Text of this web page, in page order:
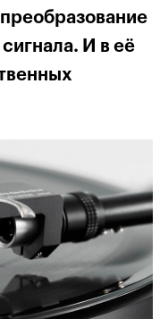
И в её